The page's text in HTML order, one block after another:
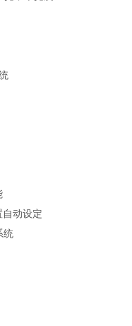
自动设定
统